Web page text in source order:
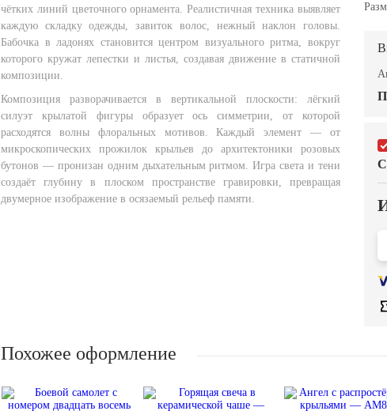
чётких линий цветочного орнамента. Реалистичная техника выявляет
каждую складку одежды, завиток волос, нежный наклон головы.
Бабочка в ладонях становится центром визуального ритма, вокруг
которого кружат лепестки и листья, создавая движение в статичной
композиции.
Композиция разворачивается в вертикальной плоскости: лёгкий
силуэт крылатой фигуры образует ось симметрии, от которой
расходятся волны флоральных мотивов. Каждый элемент — от
микроскопических прожилок крыльев до архитектоники розовых
бутонов — пронизан одним дыхательным ритмом. Игра света и тени
создаёт глубину в плоском пространстве гравировки, превращая
двумерное изображение в осязаемый рельеф памяти.
Похожее оформление